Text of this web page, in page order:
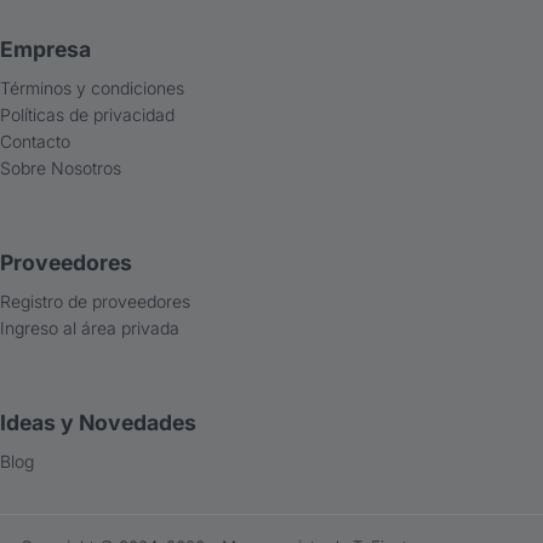
Empresa
Términos y condiciones
Políticas de privacidad
Contacto
Sobre Nosotros
Proveedores
Registro de proveedores
Ingreso al área privada
Ideas y Novedades
Blog